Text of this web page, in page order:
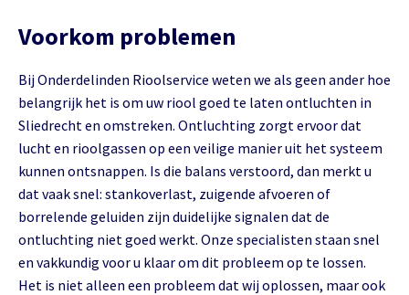
Voorkom problemen
Bij Onderdelinden Rioolservice weten we als geen ander hoe
belangrijk het is om uw riool goed te laten ontluchten in
Sliedrecht en omstreken. Ontluchting zorgt ervoor dat
lucht en rioolgassen op een veilige manier uit het systeem
kunnen ontsnappen. Is die balans verstoord, dan merkt u
dat vaak snel: stankoverlast, zuigende afvoeren of
borrelende geluiden zijn duidelijke signalen dat de
ontluchting niet goed werkt. Onze specialisten staan snel
en vakkundig voor u klaar om dit probleem op te lossen.
Het is niet alleen een probleem dat wij oplossen, maar ook